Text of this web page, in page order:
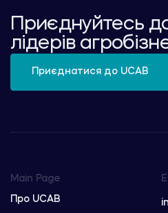
Приєднуйтесь
лідерів
Приєднатися до UCAB
Main Page
Про UCAB